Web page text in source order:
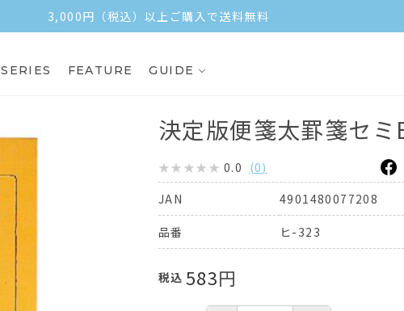
3,000円（税込）以上ご購入で送料無料
SERIES FEATURE GUIDE
決定版便箋太罫箋セ
0.0 (0)
JAN
4901480077208
品番 ヒ-323
税込 583円